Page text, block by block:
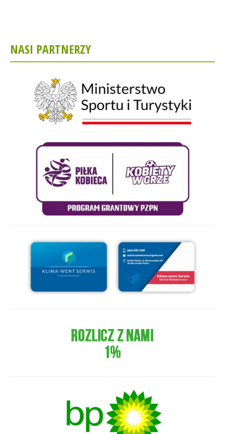
NASI PARTNERZY